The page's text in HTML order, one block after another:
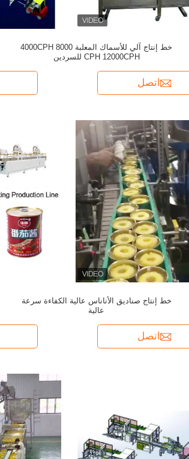
خط إنتاج آلي للأسماك المعلبة 4000CPH 8000
CPH 12000CPH للسردين
اتصل
خط إنتاج صناديق الأناناس عالية الكفاءة سرعة
عالية
اتصل